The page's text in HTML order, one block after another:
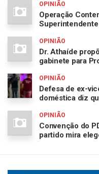
OPINIÃO
Operação
Superintendente
OPINIÃO
Dr. Athaíde
gabinete para
OPINIÃO
Defesa de ex-
doméstica diz
OPINIÃO
Convenção do
partido mira